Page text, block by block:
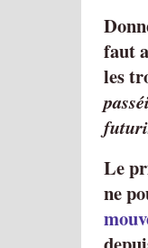
faut
les
Le
ne